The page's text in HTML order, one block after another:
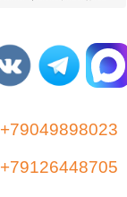
+79049898023
+79126448705